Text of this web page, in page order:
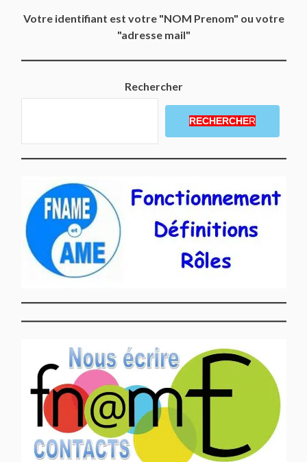
Votre identifiant est votre "NOM Prenom" ou votre
"adresse mail"
Rechercher
RECHERCHER